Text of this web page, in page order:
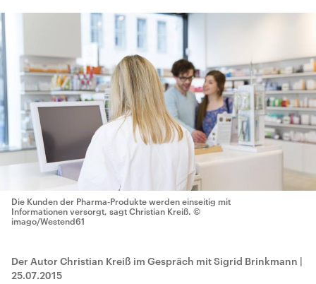
Die Kunden der Pharma-Produkte werden einseitig mit
Informationen versorgt, sagt Christian Kreiß. ©
imago/Westend61
Der Autor Christian Kreiß im Gespräch mit Sigrid Brinkmann |
25.07.2015